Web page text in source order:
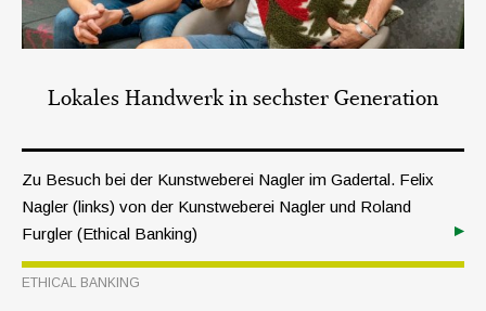
Lokales Handwerk in sechster Generation
Zu Besuch bei der Kunstweberei Nagler im Gadertal. Felix
Nagler (links) von der Kunstweberei Nagler und Roland
Furgler (Ethical Banking)
ETHICAL BANKING